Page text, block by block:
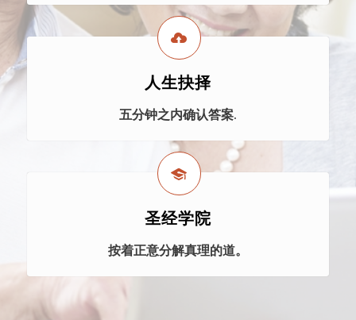
人生抉择
五分钟之内确认答案.
圣经学院
按着正意分解真理的道。